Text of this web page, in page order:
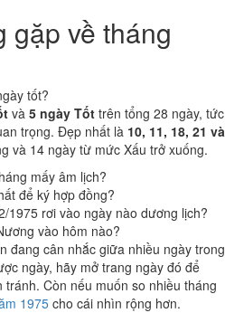
gặp về tháng
tốt?
và 5 ngày Tốt trên tổng 28 ngày, tức
trọng. Đẹp nhất là 10, 11, 18, 21 và
và 14 ngày từ mức Xấu trở xuống.
mấy âm lịch?
để ký hợp đồng?
1975 rơi vào ngày nào dương lịch?
vào hôm nào?
đang cân nhắc giữa nhiều ngày trong
ngày, hãy mở trang ngày đó để
Còn nếu muốn so nhiều tháng
1975 cho cái nhìn rộng hơn.